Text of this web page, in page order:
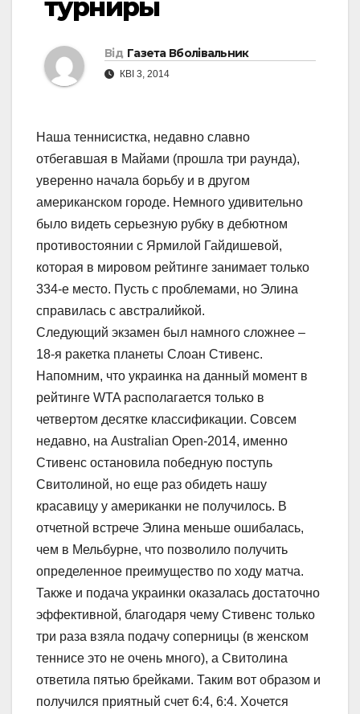
турниры
Від Газета Вболівальник
КВІ 3, 2014
Наша теннисистка, недавно славно
отбегавшая в Майами (прошла три раунда),
уверенно начала борьбу и в другом
американском городе. Немного удивительно
было видеть серьезную рубку в дебютном
противостоянии с Ярмилой Гайдишевой,
которая в мировом рейтинге занимает только
334-е место. Пусть с проблемами, но Элина
справилась с австралийкой.
Следующий экзамен был намного сложнее –
18-я ракетка планеты Слоан Стивенс.
Напомним, что украинка на данный момент в
рейтинге WTA располагается только в
четвертом десятке классификации. Совсем
недавно, на Australian Open-2014, именно
Стивенс остановила победную поступь
Свитолиной, но еще раз обидеть нашу
красавицу у американки не получилось. В
отчетной встрече Элина меньше ошибалась,
чем в Мельбурне, что позволило получить
определенное преимущество по ходу матча.
Также и подача украинки оказалась достаточно
эффективной, благодаря чему Стивенс только
три раза взяла подачу соперницы (в женском
теннисе это не очень много), а Свитолина
ответила пятью брейками. Таким вот образом и
получился приятный счет 6:4, 6:4. Хочется